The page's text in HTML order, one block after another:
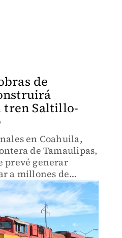
de
tren Saltillo-
en Coahuila,
de Tamaulipas,
prevé generar
a millones de